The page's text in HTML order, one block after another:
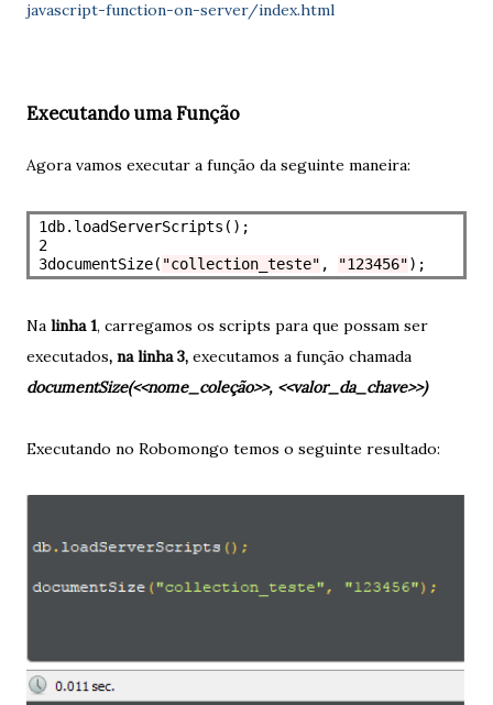
javascript-function-on-server/index.html
Executando uma Função
Agora vamos executar a função da seguinte maneira:
1
2
3
db.loadServerScripts();
documentSize( "collection_teste" , "123456"
Na linha 1, carregamos os scripts para que possam ser
executados, na linha 3, executamos a função chamada
documentSize(<<nome_coleção>>, <<valor_da_chave>>)
Executando no Robomongo temos o seguinte resultado: